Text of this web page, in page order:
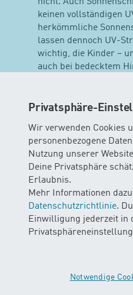
Privatsphäre-
Wir verwenden Cookies
personenbezogene
Nutzung unserer
Deine Privatsphäre
Erlaubnis.
Mehr Informationen
Datenschutzrichtlinie.
Einwilligung jederzeit in
Notwendige
keinen vollständigen
herkömmliche
lassen dennoch UV-
wichtig, die Kinder –
auch bei bedecktem
Sonnenhut und
Nackenschutz und
Zeichen gehören
Kinder. Vermeide für
Sonnenbrillen ohne
Mittagshitze meiden
aufgegriffen -
Mittagszeit und sorge
Flüssigkeitszufuhr.
Schwimmer daran
Freibad fahrt. Die